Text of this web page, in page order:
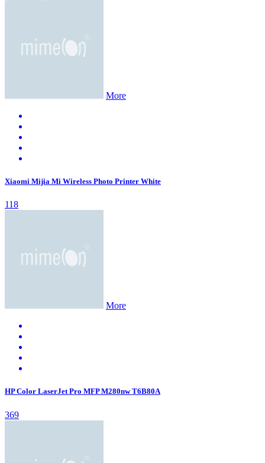
More
Xiaomi Mijia Mi Wireless Photo Printer White
118
More
HP Color LaserJet Pro MFP M280nw T6B80A
369